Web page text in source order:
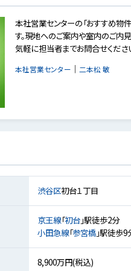
本社営業センターの「おすすめ物
す。現地へのご案内や室内のご内
気軽に担当者までお問合せくださ
本社営業センター ｜ 二本松 敏
渋谷区初台１丁目
京王線「初台」駅徒歩2分
小田急線「参宮橋」駅徒歩9
8,900万円(税込)